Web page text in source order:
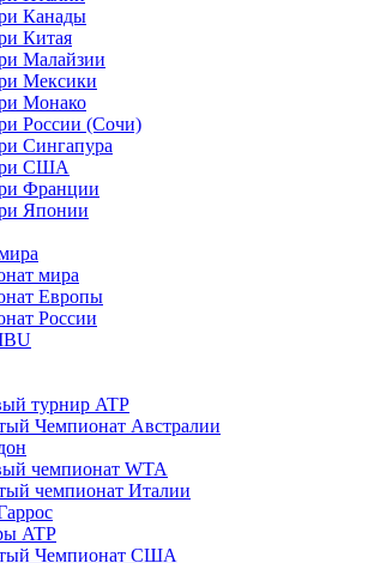
Канады
Китая
Малайзии
Мексики
Монако
России (Сочи)
Сингапура
США
Франции
Японии
мира
Европы
России
турнир ATP
Чемпионат Австралии
чемпионат WTA
чемпионат Италии
ATP
Чемпионат США